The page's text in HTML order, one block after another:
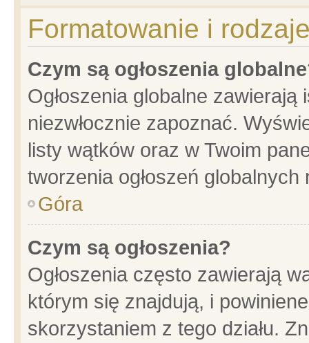
Formatowanie i
Czym są ogłoszenia
Ogłoszenia globalne
niezwłocznie zapoznać.
listy wątków oraz w Twoim
tworzenia ogłoszeń
Góra
Czym są ogłoszenia?
Ogłoszenia często zawierają
którym się znajdują, i
skorzystaniem z tego działu.